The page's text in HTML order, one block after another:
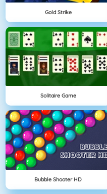
Gold Strike
Solitaire Game
Bubble Shooter HD